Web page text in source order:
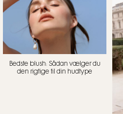
Bedste blush: Sådan vælger du
den rigtige til din hudtype